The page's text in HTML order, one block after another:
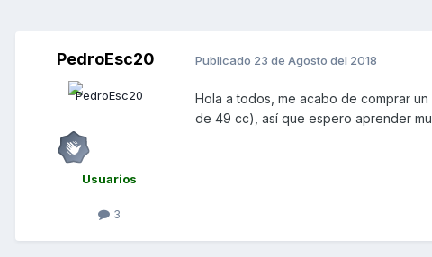
PedroEsc20
Usuarios
3
Publicado 23 de Agosto del 2018
Hola a todos, me acabo de comprar
de 49 cc), así que espero aprender